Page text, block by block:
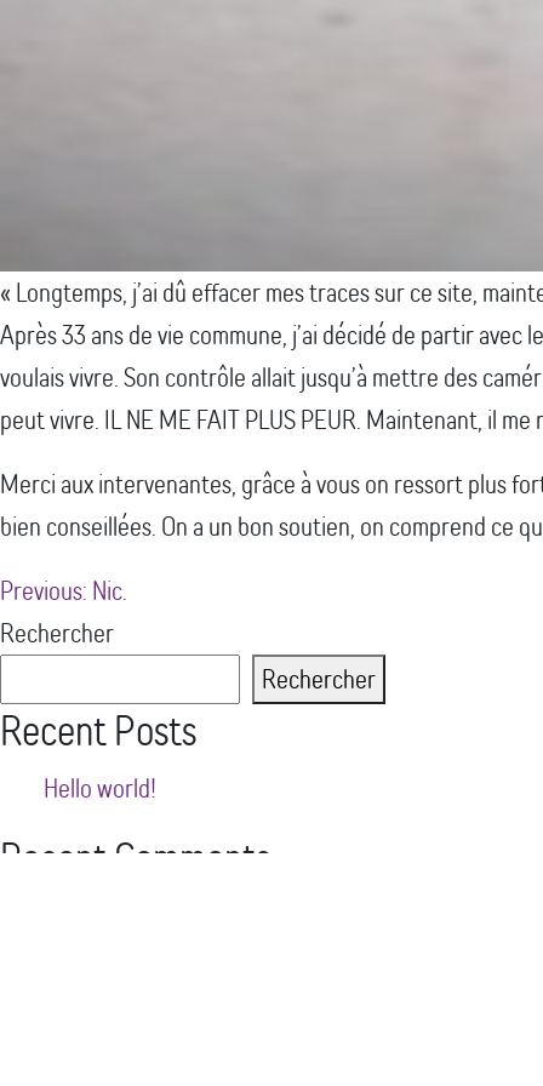
« Longtemps, j’ai dû effacer mes traces sur ce site,
Après 33 ans de vie commune, j’ai décidé de partir avec
voulais vivre. Son contrôle allait jusqu’à mettre des
peut vivre. IL NE ME FAIT PLUS PEUR. Maintenant, il
Merci aux intervenantes, grâce à vous on ressort plus
bien conseillées. On a un bon soutien, on comprend ce
Navigation
de
l’article
Previous: Nic.
Rechercher
Rechercher
Recent Posts
Hello world!
Recent Comments